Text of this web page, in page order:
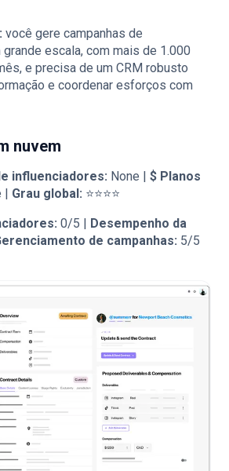
você gere campanhas de
escala, com mais de 1.000
e precisa de um CRM robusto
e coordenar esforços com
nuvem
influenciadores: None | $ Planos
Grau global: ⭐⭐⭐⭐
0/5 |
Desempenho da
de campanhas: 5/5